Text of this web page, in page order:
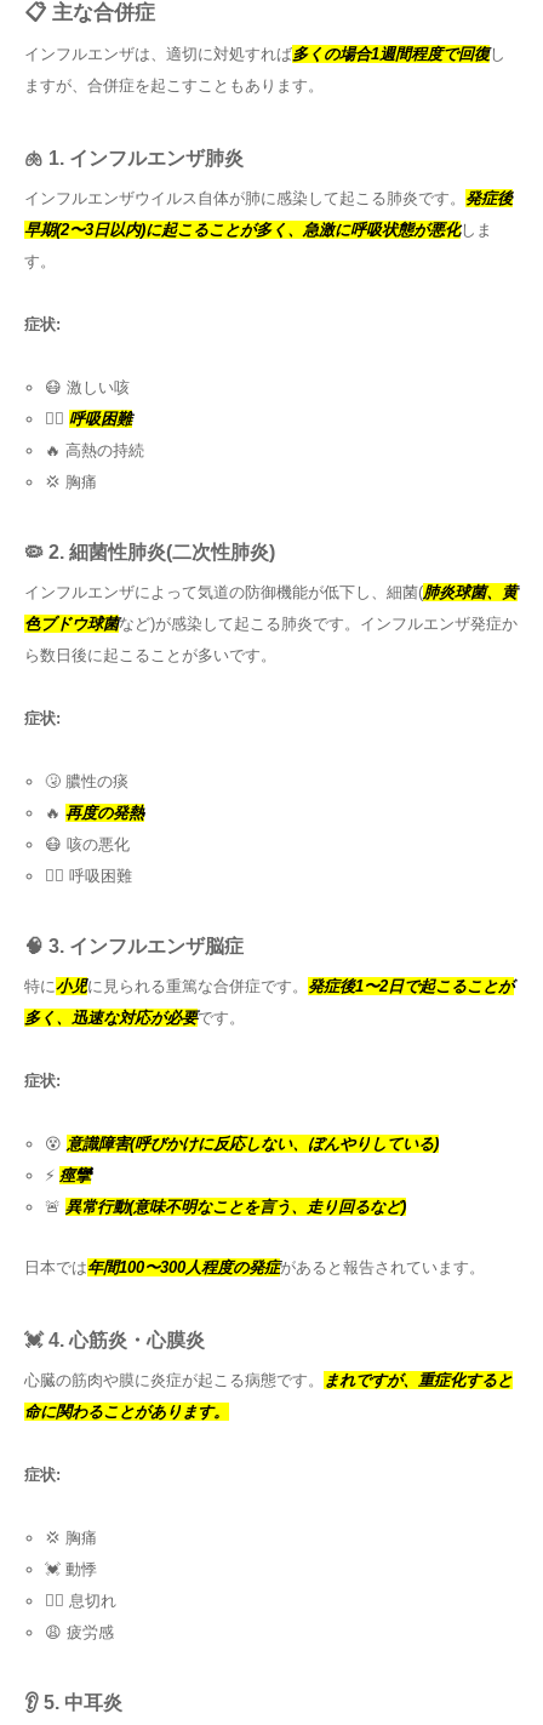
📋 主な合併症
インフルエンザは、適切に対処すれば多くの場合1週間程度で回復し
ますが、合併症を起こすこともあります。
🫁 1. インフルエンザ肺炎
インフルエンザウイルス自体が肺に感染して起こる肺炎です。 発症後
早期(2〜3日以内)に起こることが多く、急激に呼吸状態が悪化しま
す。
症状:
😷 激しい咳
😮‍💨 呼吸困難
🔥 高熱の持続
💢 胸痛
🦠 2. 細菌性肺炎(二次性肺炎)
インフルエンザによって気道の防御機能が低下し、細菌(肺炎球菌、黄
色ブドウ球菌など)が感染して起こる肺炎です。インフルエンザ発症か
ら数日後に起こることが多いです。
症状:
🤧 膿性の痰
🔥 再度の発熱
😷 咳の悪化
😮‍💨 呼吸困難
🧠 3. インフルエンザ脳症
特に小児に見られる重篤な合併症です。 発症後1〜2日で起こることが
多く、迅速な対応が必要です。
症状:
😵 意識障害(呼びかけに反応しない、ぼんやりしている)
⚡ 痙攣
🚨 異常行動(意味不明なことを言う、走り回るなど)
日本では年間100〜300人程度の発症があると報告されています。
💓 4. 心筋炎・心膜炎
心臓の筋肉や膜に炎症が起こる病態です。
まれですが、重症化すると
命に関わることがあります。
症状:
💢 胸痛
💓 動悸
😮‍💨 息切れ
😩 疲労感
👂 5. 中耳炎